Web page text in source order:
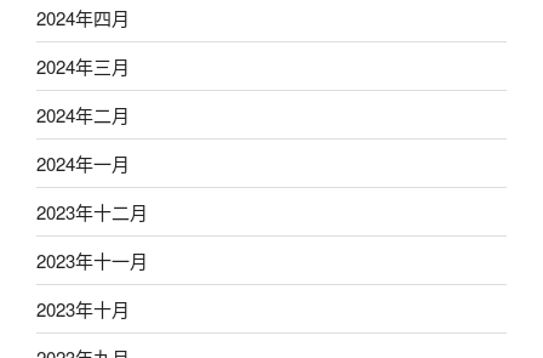
2024年四月
2024年三月
2024年二月
2024年一月
2023年十二月
2023年十一月
2023年十月